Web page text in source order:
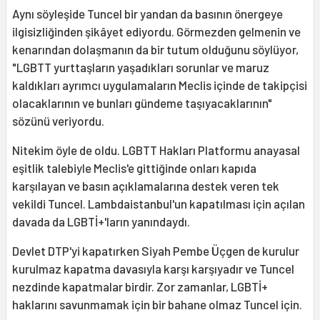
Aynı söyleşide Tuncel bir yandan da basının önergeye
ilgisizliğinden şikâyet ediyordu. Görmezden gelmenin ve
kenarından dolaşmanın da bir tutum olduğunu söylüyor,
"LGBTT yurttaşların yaşadıkları sorunlar ve maruz
kaldıkları ayrımcı uygulamaların Meclis içinde de takipçisi
olacaklarının ve bunları gündeme taşıyacaklarının"
sözünü veriyordu.
Nitekim öyle de oldu. LGBTT Hakları Platformu anayasal
eşitlik talebiyle Meclis'e gittiğinde onları kapıda
karşılayan ve basın açıklamalarına destek veren tek
vekildi Tuncel. Lambdaistanbul'un kapatılması için açılan
davada da LGBTİ+'ların yanındaydı.
Devlet DTP'yi kapatırken Siyah Pembe Üçgen de kurulur
kurulmaz kapatma davasıyla karşı karşıyadır ve Tuncel
nezdinde kapatmalar birdir. Zor zamanlar, LGBTİ+
haklarını savunmamak için bir bahane olmaz Tuncel için.